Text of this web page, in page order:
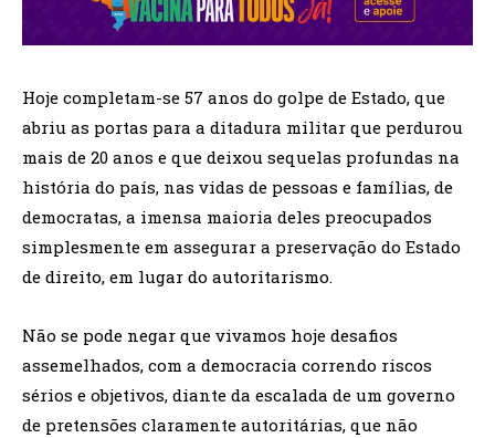
Hoje completam-se 57 anos do golpe de Estado, que
abriu as portas para a ditadura militar que perdurou
mais de 20 anos e que deixou sequelas profundas na
história do país, nas vidas de pessoas e famílias, de
democratas, a imensa maioria deles preocupados
simplesmente em assegurar a preservação do Estado
de direito, em lugar do autoritarismo.
Não se pode negar que vivamos hoje desafios
assemelhados, com a democracia correndo riscos
sérios e objetivos, diante da escalada de um governo
de pretensões claramente autoritárias, que não